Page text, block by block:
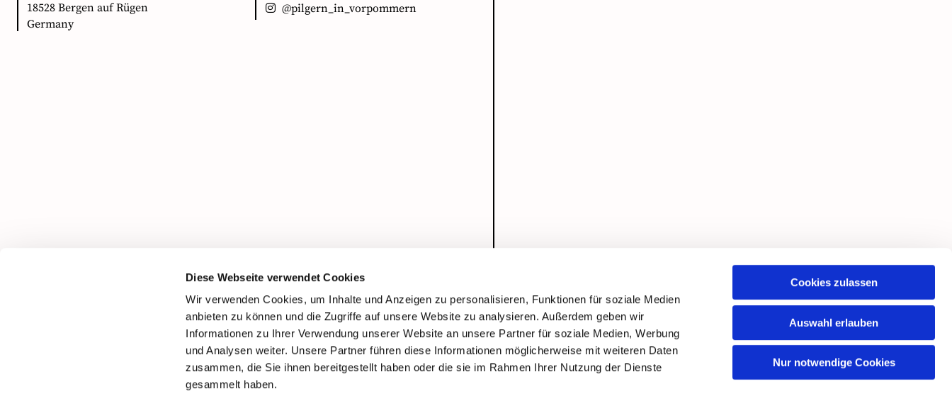
Diese Webseite verwendet Cookies
Wir verwenden Cookies, um Inhalte und Anzeigen zu personalisieren, Funktionen für soziale Medien
anbieten zu können und die Zugriffe auf unsere Website zu analysieren. Außerdem geben wir
Informationen zu Ihrer Verwendung unserer Website an unsere Partner für soziale Medien, Werbung
und Analysen weiter. Unsere Partner führen diese Informationen möglicherweise mit weiteren Daten
zusammen, die Sie ihnen bereitgestellt haben oder die sie im Rahmen Ihrer Nutzung der Dienste
gesammelt haben.
Cookies zulassen
Auswahl erlauben
Nur notwendige Cookies
18528 Bergen auf Rügen
Germany
@pilgern_in_vorpommern